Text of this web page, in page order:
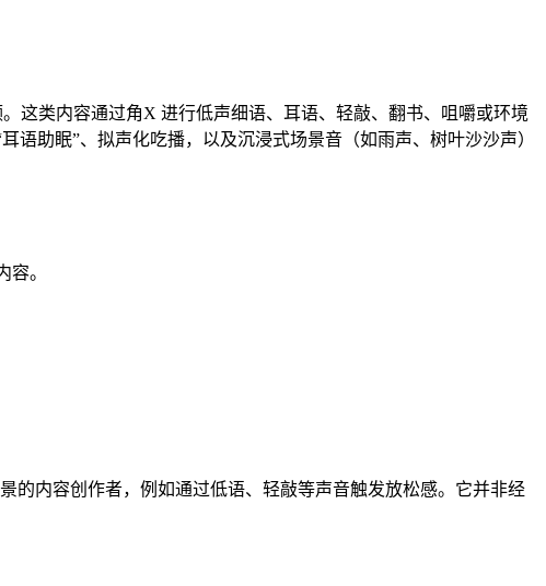
这类内容通过角X 进行低声细语、耳语、轻敲、翻书、咀嚼或环境
助眠”、拟声化吃播，以及沉浸式场景音（如雨声、树叶沙沙声）
。
的内容创作者，例如通过低语、轻敲等声音触发放松感。它并非经